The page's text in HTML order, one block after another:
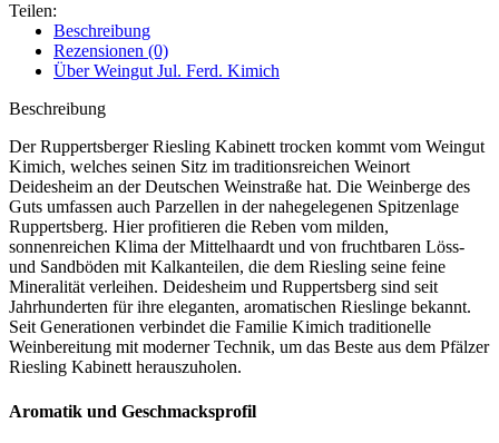
Teilen:
Beschreibung
Rezensionen (0)
Über Weingut Jul. Ferd. Kimich
Beschreibung
Der Ruppertsberger Riesling Kabinett trocken kommt vom Weingut
Kimich, welches seinen Sitz im traditionsreichen Weinort
Deidesheim an der Deutschen Weinstraße hat. Die Weinberge des
Guts umfassen auch Parzellen in der nahegelegenen Spitzenlage
Ruppertsberg. Hier profitieren die Reben vom milden,
sonnenreichen Klima der Mittelhaardt und von fruchtbaren Löss-
und Sandböden mit Kalkanteilen, die dem Riesling seine feine
Mineralität verleihen. Deidesheim und Ruppertsberg sind seit
Jahrhunderten für ihre eleganten, aromatischen Rieslinge bekannt.
Seit Generationen verbindet die Familie Kimich traditionelle
Weinbereitung mit moderner Technik, um das Beste aus dem Pfälzer
Riesling Kabinett herauszuholen.
Aromatik und Geschmacksprofil